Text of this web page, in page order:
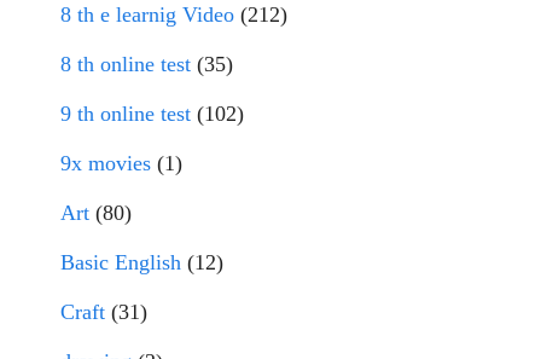
8 th e learnig Video (212)
8 th online test (35)
9 th online test (102)
9x movies (1)
Art (80)
Basic English (12)
Craft (31)